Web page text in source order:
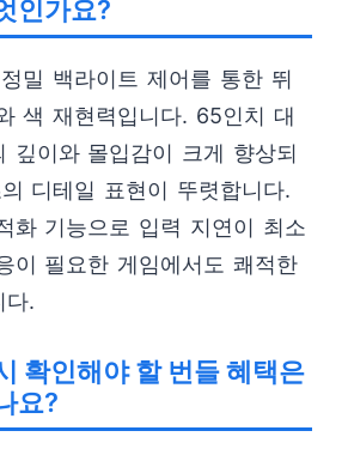
인가요?
밀 백라이트 제어를 통한 뛰
색 재현력입니다. 65인치 대
깊이와 몰입감이 크게 향상되
디테일 표현이 뚜렷합니다.
화 기능으로 입력 지연이 최소
이 필요한 게임에서도 쾌적한
다.
확인해야 할 번들 혜택은
요?